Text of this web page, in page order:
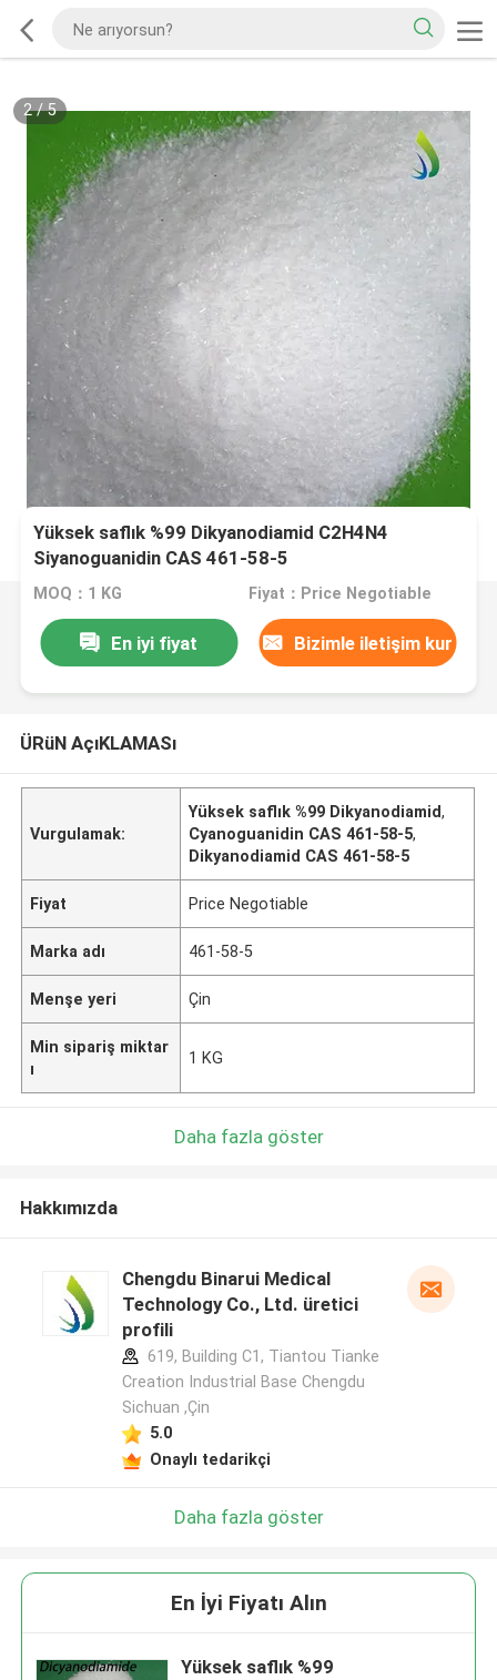
2/5
Yüksek saflık %99 Dikyanodiamid C2H4N4
Siyanoguanidin CAS 461-58-5
MOQ：1 KG Fiyat：Price Negotiable
En iyi fiyat Bizimle iletişim kur
ÜRüN AçıKLAMASı
Vurgulamak:
Yüksek saflık %99 Dikyanodiamid,
Cyanoguanidin CAS 461-58-5,
Dikyanodiamid CAS 461-58-5
Fiyat Price Negotiable
Marka adı 461-58-5
Menşe yeri Çin
Min sipariş miktar
ı
1 KG
Daha fazla göster
Hakkımızda
Chengdu Binarui Medical
Technology Co., Ltd. üretici
profili
619, Building C1, Tiantou Tianke
Creation Industrial Base Chengdu
Sichuan ,Çin
5.0
Onaylı tedarikçi
Daha fazla göster
En İyi Fiyatı Alın
Yüksek saflık %99